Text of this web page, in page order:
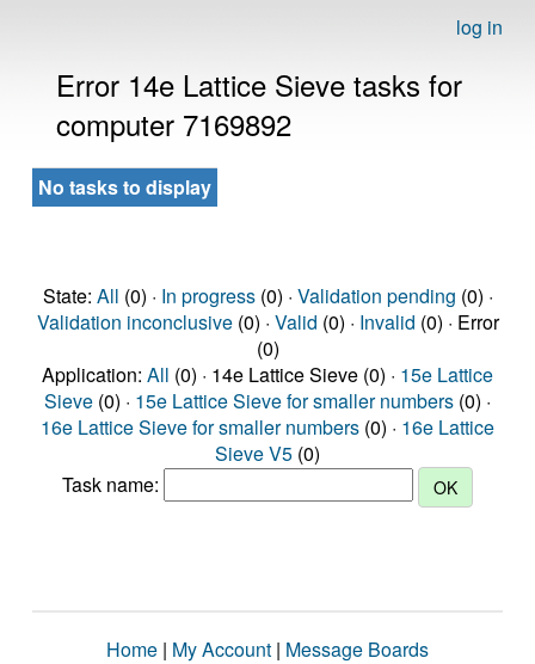
log in
Error 14e Lattice Sieve tasks for
computer 7169892
No tasks to display
State: All (0) · In progress(0) · Validation pending (0) ·
Validation inconclusive(0) · Valid (0) · Invalid (0) · Error
(0)
Application: All (0) · 14e Lattice Sieve (0) · 15e Lattice
Sieve (0) · 15e Lattice Sieve for smaller numbers (0) ·
16e Lattice Sieve for smaller numbers (0) · 16e Lattice
Sieve V5 (0)
Task name:
Home | My Account | Message Boards